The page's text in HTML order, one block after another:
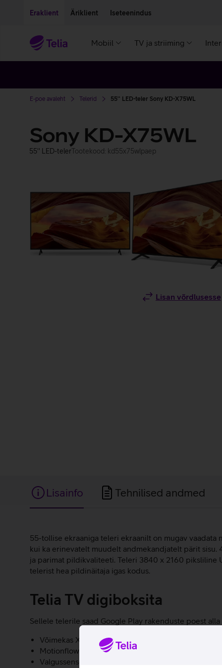
Eraklient Äriklient Iseteenindus
Mobiil TV ja striiming
E-poe avaleht Telerid 55'' LED-teler Sony KD-X75WL
Sony KD-X75WL
55'' LED-telerTootekood: kd55x75wlpaep
Lisan võrdlusesse
Lisainfo Tehnilised andmed
Lisainfo
55-tollise ekraaniga teleri ekraanilt on mugav vaadata
kui ka erinevatelt muudelt andmekandjatelt pärit sisu.
ja parimat pildikvaliteeti. Teleri 3840 x 2160 piksliline
telerist hea pildinäitaja igas kodus.
Telia TV digiboksita
Sellele telerile saad Google Play rakenduste poest
Võimekas X-Reality PRO suudab teha 2K ja HD
Motionflow XR tehnoloogia võimaldab nautida
Valgussensor optimeerib telepildi heleduse